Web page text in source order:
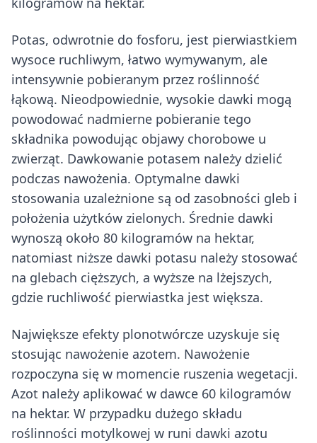
Potas, odwrotnie do fosforu, jest pierwiastkiem
wysoce ruchliwym, łatwo wymywanym, ale
intensywnie pobieranym przez roślinność
łąkową. Nieodpowiednie, wysokie dawki mogą
powodować nadmierne pobieranie tego
składnika powodując objawy chorobowe u
zwierząt. Dawkowanie potasem należy dzielić
podczas nawożenia. Optymalne dawki
stosowania uzależnione są od zasobności gleb i
położenia użytków zielonych. Średnie dawki
wynoszą około 80 kilogramów na hektar,
natomiast niższe dawki potasu należy stosować
na glebach cięższych, a wyższe na lżejszych,
gdzie ruchliwość pierwiastka jest większa.
Największe efekty plonotwórcze uzyskuje się
stosując nawożenie azotem. Nawożenie
rozpoczyna się w momencie ruszenia wegetacji.
Azot należy aplikować w dawce 60 kilogramów
na hektar. W przypadku dużego składu
roślinności motylkowej w runi dawki azotu